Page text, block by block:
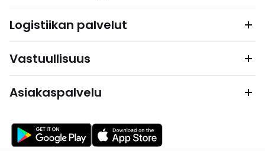
Logistiikan palvelut
Vastuullisuus
Asiakaspalvelu